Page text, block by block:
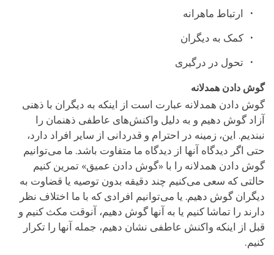
ارتباط ماهرانه
کمک به دیگران
تحول در درگیری
گوش دادن همدلانه
گوش دادن همدلانه عبارت است از اینکه به دیگران با ذهنی
آزاد گوش دهیم و به دلیل واکنش‌های عاطفی ذهنمان را
نبندیم. این، زمینه در احترام و قدردانی از سایر افراد دارد،
حتی اگر دیدگاه آنها از دیدگاه ما متفاوت باشد. ما می‌توانیم
گوش دادن همدلانه را با «گوش دادن عمیق» تمرین کنیم
حالتی که سعی می‌کنیم چند دقیقه بدون توصیه یا قضاوت به
دیگران گوش دهیم. یا می‌توانیم افرادی که با ما اختلاف نظر
دارند را تماشا کنیم یا به آنها گوش دهیم، آنوقت مکث کنیم و
قبل از اینکه واکنش عاطفی نشان دهیم، جمله آنها را تکرار
کنیم.